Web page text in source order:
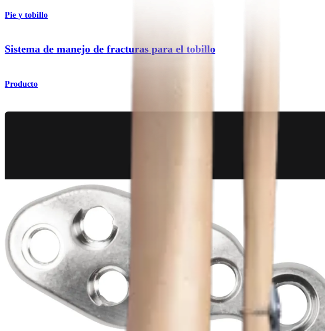
Pie y tobillo
Sistema de manejo de fracturas para el tobillo
Producto
Pie y tobillo
Sistema de manejo de fracturas para el tobillo